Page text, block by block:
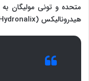
متحده و تونی مولیگان به
هیدرونالیکس (